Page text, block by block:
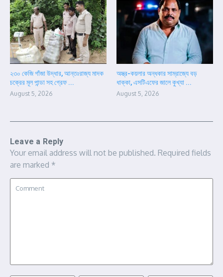
২৩০ কেজি গাঁজা উদ্ধার, আন্তঃরাজ্য মাদক
চক্রের মূল পান্ডা সহ গ্রেফ ...
August 5, 2026
অস্ত্র-কয়লার অন্ধকার সাম্রাজ্যে বড়
ধাক্কা, এসটিএফের জালে কুখ্যা ...
August 5, 2026
Leave a Reply
Your email address will not be published. Required fields
are marked *